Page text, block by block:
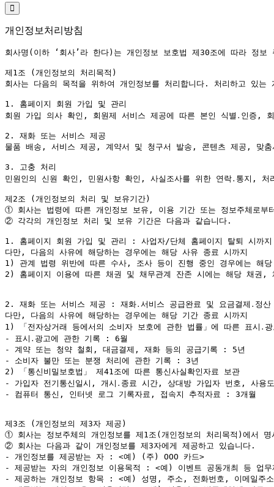
개인정보처리방침
회사명(이하 ‘회사’라 한다)는 개인정보 보호법 제30조에 따라 정
제1조 (개인정보의 처리목적)
회사는 다음의 목적을 위하여 개인정보를 처리합니다. 처리하고 있
1. 홈페이지 회원 가입 및 관리
회원 가입 의사 확인, 회원제 서비스 제공에 따른 본인 식별․인증,
2. 재화 또는 서비스 제공
물품 배송, 서비스 제공, 계약서 및 청구서 발송, 콘텐츠 제공, 맞
3. 고충 처리
민원인의 신원 확인, 민원사항 확인, 사실조사를 위한 연락․통지,
①
② 각각의 개인정보 처리 및 보유 기간은 다음과 같습니다.
1. 홈페이지 회원 가입 및 관리 : 사업자/단체 홈페이지 탈퇴 시까지
다만, 다음의 사유에 해당하는 경우에는 해당 사유 종료 시까지
1) 관계 법령 위반에 따른 수사, 조사 등이 진행 중인 경우에는 해
2) 홈페이지 이용에 따른 채권 및 채무관계 잔존 시에는 해당 채권,
2. 재화 또는 서비스 제공 : 재화․서비스 공급완료 및 요금결제․정산
다만, 다음의 사유에 해당하는 경우에는 해당 기간 종료 시까지
1) 「전자상거래 등에서의 소비자 보호에 관한 법률」에 따른 표시
- 표시․광고에 관한 기록 : 6월
- 계약 또는 청약 철회, 대금결제, 재화 등의 공급기록 : 5년
- 소비자 불만 또는 분쟁 처리에 관한 기록 : 3년
2) 「통신비밀보호법」 제41조에 따른 통신사실확인자료 보관
- 가입자 전기통신일시, 개시․종료 시간, 상대방 가입자 번호, 사용
- 컴퓨터 통신, 인터넷 로그 기록자료, 접속지 추적자료 : 3개월
①
② 회사는 다음과 같이 개인정보를 제3자에게 제공하고 있습니다.
- 개인정보를 제공받는 자 : <예) (주) OOO 카드>
- 제공받는 자의 개인정보 이용목적 : <예) 이벤트 공동개최 등 업무
- 제공하는 개인정보 항목 : <예) 성명, 주소, 전화번호, 이메일주소